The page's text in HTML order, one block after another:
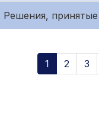
Решения,
1 2 3